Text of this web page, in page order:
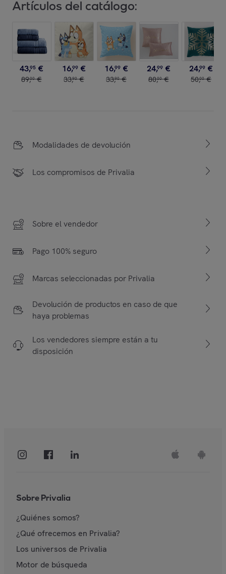
Artículos del catálogo:
43,95 €
89,00 €
16,99 €
33,90 €
16,99 €
33,90 €
24,99 €
80,00 €
24,99 €
50,00 €
Modalidades de devolución
Los compromisos de Privalia
Sobre el vendedor
Pago 100% seguro
Marcas seleccionadas por Privalia
Devolución de productos en caso de que
haya problemas
Los vendedores siempre están a tu
disposición
Sobre Privalia
¿Quiénes somos?
¿Qué ofrecemos en Privalia?
Los universos de Privalia
Motor de búsqueda